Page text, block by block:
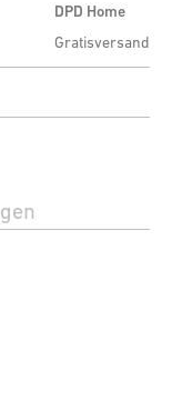
DPD Home
Gratisversand